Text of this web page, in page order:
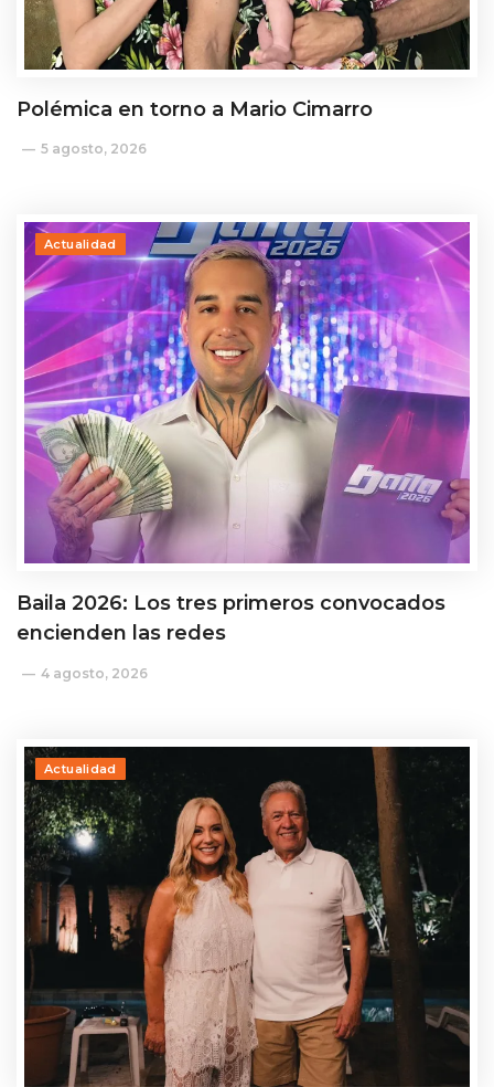
Polémica en torno a Mario Cimarro
5 agosto, 2026
Actualidad
Baila 2026: Los tres primeros convocados
encienden las redes
4 agosto, 2026
Actualidad